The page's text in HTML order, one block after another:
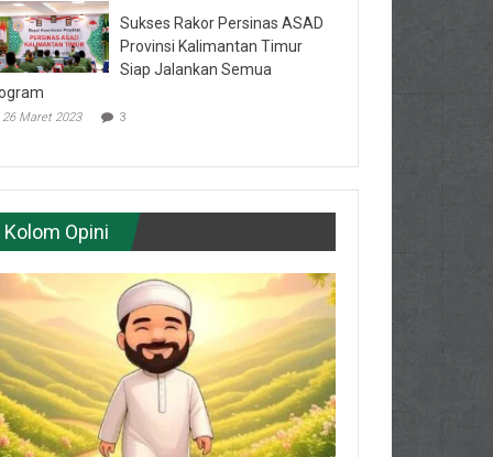
Sukses Rakor Persinas ASAD
Provinsi Kalimantan Timur
Siap Jalankan Semua
26 Maret 2023 3
Kolom Opini